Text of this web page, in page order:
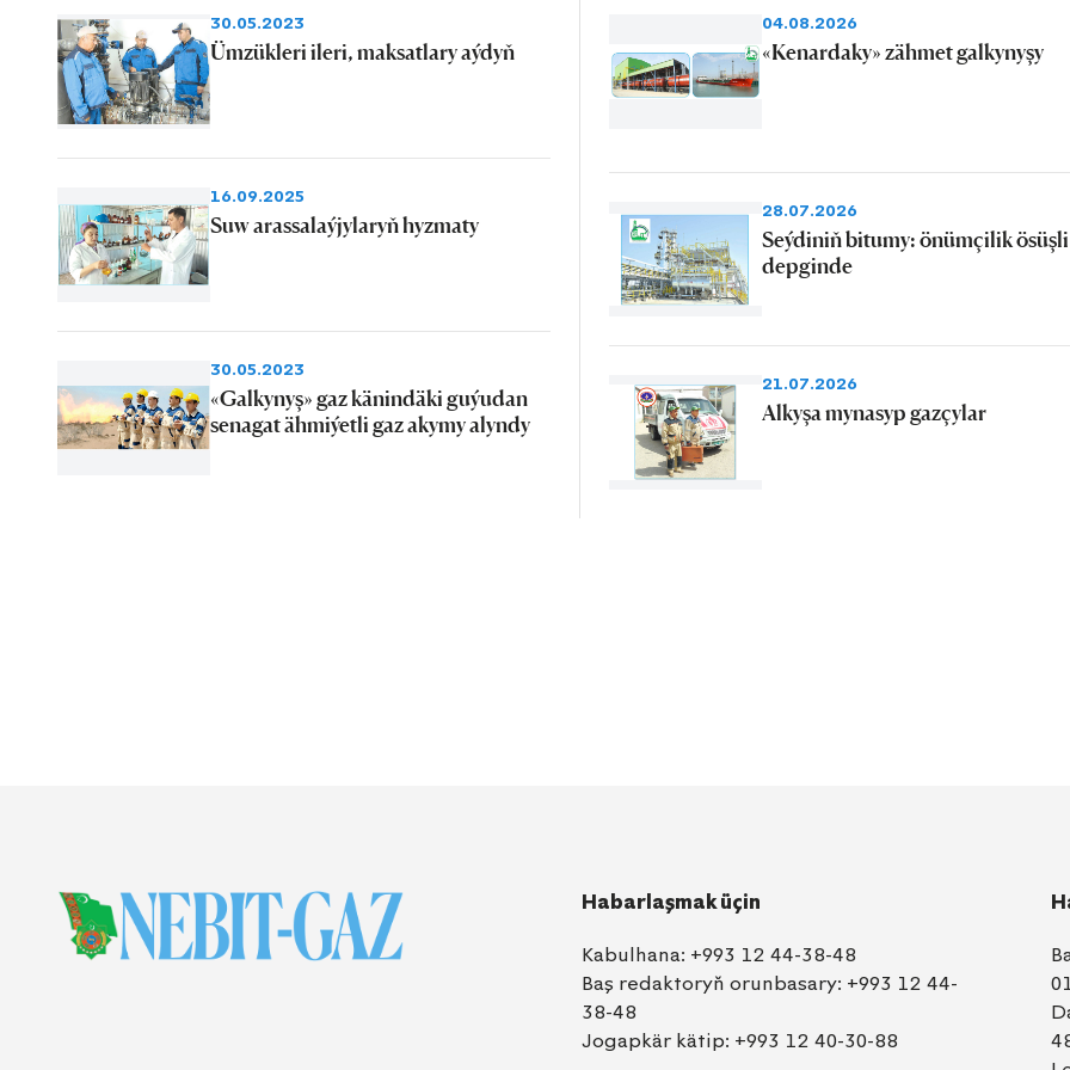
30.05.2023
Ümzükleri ileri, maksatlary aýdyň
16.09.2025
Suw arassalaýjylaryň hyzmaty
30.05.2023
«Galkynyş» gaz känindäki guýudan
senagat ähmiýetli gaz akymy alyndy
04.08.2026
«Kenardaky» zähmet galkynyşy
28.07.2026
Seýdiniň bitumy: önümçilik ösüşli
depginde
21.07.2026
Alkyşa mynasyp gazçylar
Habarlaşmak üçin
Kabulhana: +993 12 44-38-48
Baş redaktoryň orunbasary: +993 12 44-
38-48
Jogapkär kätip: +993 12 40-30-88